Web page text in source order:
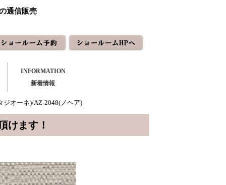
通信販売
INFORMATION
新着情報
ジオーネ)/AZ-2048(ノヘア)
けます！